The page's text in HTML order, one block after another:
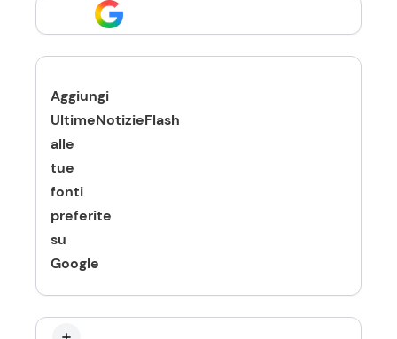
Aggiungi
UltimeNotizieFlash
alle
tue
fonti
preferite
su
Google